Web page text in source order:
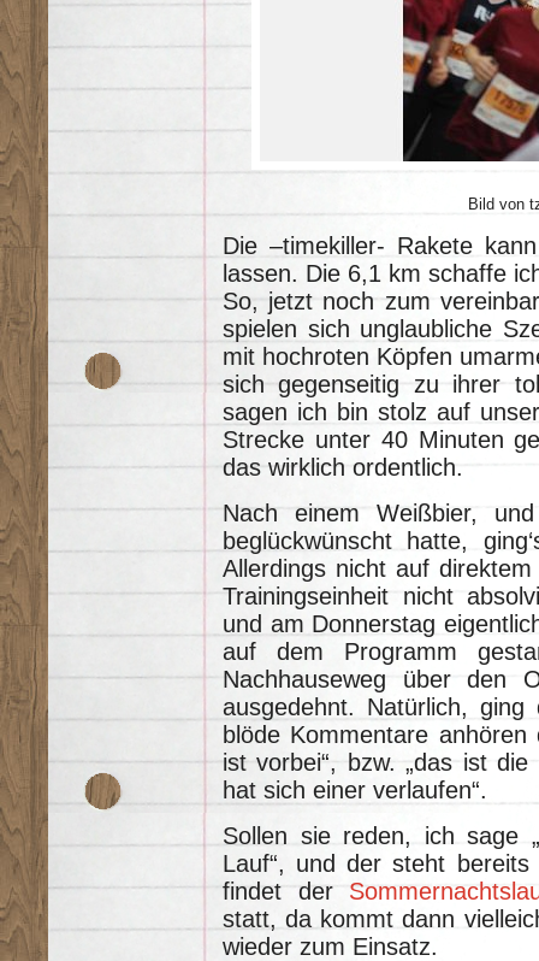
Bild von
Die –timekiller- Rakete
lassen. Die 6,1 km schaffe
So, jetzt noch zum
spielen sich unglaubliche
mit hochroten Köpfen
sich gegenseitig zu ihrer
sagen ich bin stolz auf
Strecke unter 40 Minuten
das wirklich ordentlich.
Nach einem Weißbier,
beglückwünscht hatte,
Allerdings nicht auf
Trainingseinheit nicht
und am Donnerstag
auf dem Programm
Nachhauseweg über den
ausgedehnt. Natürlich,
blöde Kommentare
ist vorbei“, bzw. „das ist
hat sich einer verlaufen“.
Sollen sie reden, ich sage
Lauf“, und der steht
findet der
statt, da kommt dann
wieder zum Einsatz.